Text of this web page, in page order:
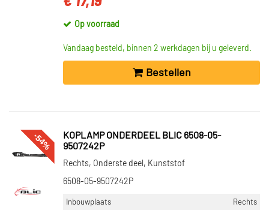
Op voorraad
Vandaag besteld, binnen 2 werkdagen bij u geleverd.
Bestellen
-54%
KOPLAMP ONDERDEEL BLIC 6508-05-
9507242P
Rechts, Onderste deel, Kunststof
6508-05-9507242P
Inbouwplaats
Rechts